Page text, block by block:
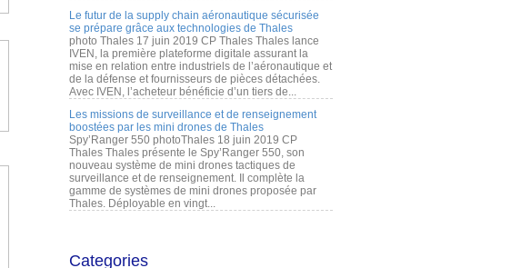
Le futur de la supply chain aéronautique sécurisée
se prépare grâce aux technologies de Thales
photo Thales 17 juin 2019 CP Thales Thales lance
IVEN, la première plateforme digitale assurant la
mise en relation entre industriels de l’aéronautique et
de la défense et fournisseurs de pièces détachées.
Avec IVEN, l’acheteur bénéficie d’un tiers de...
Les missions de surveillance et de renseignement
boostées par les mini drones de Thales
Spy’Ranger 550 photoThales 18 juin 2019 CP
Thales Thales présente le Spy’Ranger 550, son
nouveau système de mini drones tactiques de
surveillance et de renseignement. Il complète la
gamme de systèmes de mini drones proposée par
Thales. Déployable en vingt...
Categories